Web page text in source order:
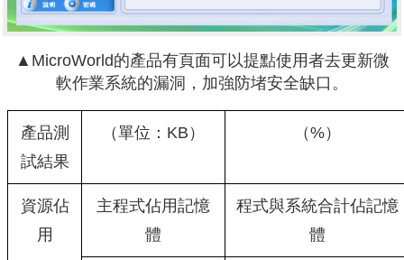
▲MicroWorld的產品有頁面可以提點使用者去更新微
軟作業系統的漏洞，加強防堵安全缺口。
產品測
試結果
（單位：KB） （%）
資源佔
用
主程式佔用記憶
體
程式與系統合計佔記憶
體